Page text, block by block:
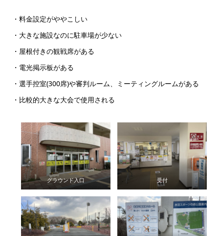
・料金設定がややこしい
・大きな施設なのに駐車場が少ない
・屋根付きの観戦席がある
・電光掲示板がある
・選手控室(300席)や審判ルーム、ミーティングルームがある
・比較的大きな大会で使用される
グラウンド入口 受付